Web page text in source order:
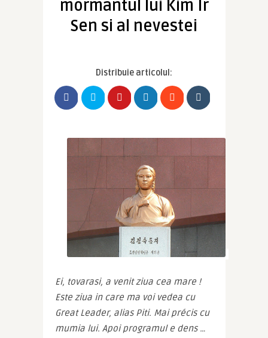
mormantul lui Kim Ir
Sen si al nevestei
Distribuie articolul:
Ei, tovarasi, a venit ziua cea mare !
Este ziua in care ma voi vedea cu
Great Leader, alias Piti. Mai précis cu
mumia lui. Apoi programul e dens …